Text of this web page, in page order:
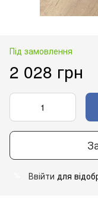
Під замовлення
2 028 грн
Ввійти для